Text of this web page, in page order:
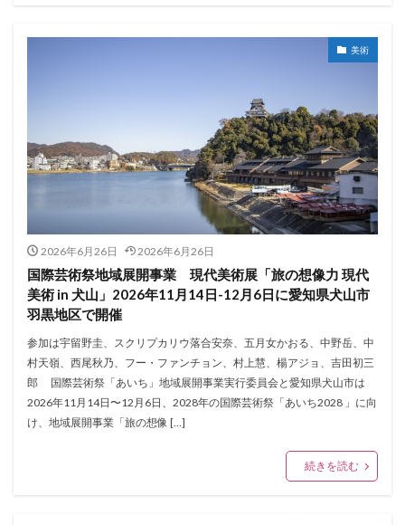
美術
2026年6月26日 2026年6月26日
国際芸術祭地域展開事業 現代美術展「旅の想像力 現代
美術 in 犬山」2026年11月14日-12月6日に愛知県犬山市
羽黒地区で開催
参加は宇留野圭、スクリプカリウ落合安奈、五月女かおる、中野岳、中
村天嶺、西尾秋乃、フー・ファンチョン、村上慧、楊アジョ、吉田初三
郎 国際芸術祭「あいち」地域展開事業実行委員会と愛知県犬山市は
2026年11月14日〜12月6日、2028年の国際芸術祭「あいち2028 」に向
け、地域展開事業「旅の想像 […]
続きを読む